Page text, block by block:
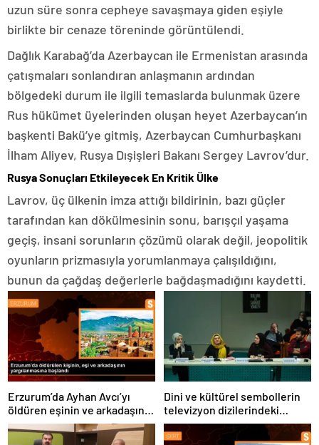
uzun süre sonra cepheye savaşmaya giden eşiyle
birlikte bir cenaze töreninde görüntülendi.
Dağlık Karabağ’da Azerbaycan ile Ermenistan arasında
çatışmaları sonlandıran anlaşmanın ardından
bölgedeki durum ile ilgili temaslarda bulunmak üzere
Rus hükümet üyelerinden oluşan heyet Azerbaycan’ın
başkenti Bakü’ye gitmiş, Azerbaycan Cumhurbaşkanı
İlham Aliyev, Rusya Dışişleri Bakanı Sergey Lavrov’dur.
Rusya Sonuçları Etkileyecek En Kritik Ülke
Lavrov, üç ülkenin imza attığı bildirinin, bazı güçler
tarafından kan dökülmesinin sonu, barışçıl yaşama
geçiş, insani sorunların çözümü olarak değil, jeopolitik
oyunların prizmasıyla yorumlanmaya çalışıldığını,
bunun da çağdaş değerlerle bağdaşmadığını kaydetti.
Erzurum’da Ayhan Avcı’yı
öldüren eşinin ve arkadaşının
yargılanması başladı
Dini ve kültürel sembollerin
televizyon dizilerindeki
temsili üzerine panel
düzenlendi